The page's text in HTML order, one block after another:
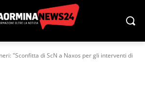
"Sconfitta di ScN a Naxos per gli interventi di